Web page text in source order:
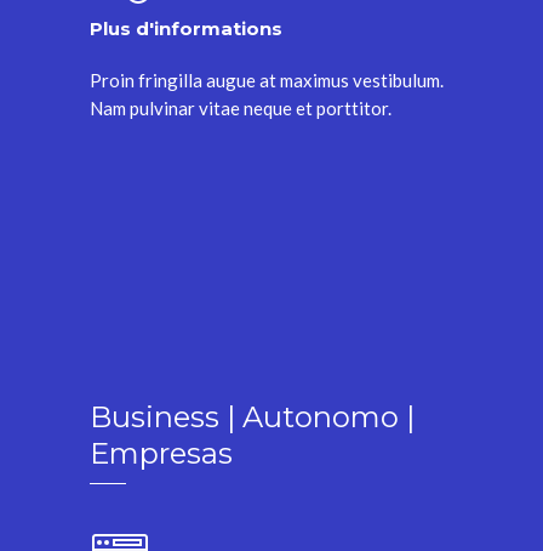
Plus d'informations
Proin fringilla augue at maximus vestibulum.
Nam pulvinar vitae neque et porttitor.
Business | Autonomo |
Empresas